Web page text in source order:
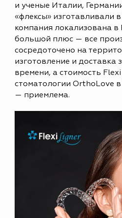
и ученые Италии,
«флексы» изготавливали
компания локализована в
большой плюс — все
сосредоточено на
изготовление и доставка
времени, а стоимость
стоматологии OrthoLove
— приемлема.